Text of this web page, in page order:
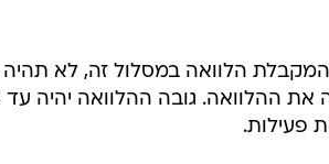
הלוואה במסלול זה, לא תהיה